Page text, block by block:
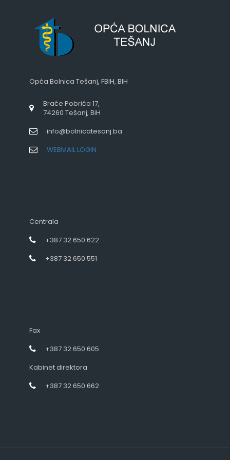
Opća Bolnica Tešanj, FBIH, BIH
Braće Pobrića 17,
74260 Tešanj, BiH
info@bolnicatesanj.ba
WEBMAIL LOGIN
Centrala
+387 32 650 622
+387 32 650 551
Fax
+387 32 650 605
Kabinet direktora
+387 32 650 662